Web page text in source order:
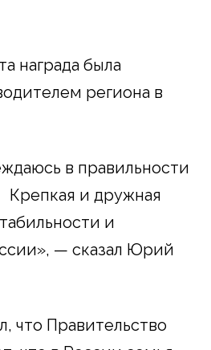
награда была
региона в
в правильности
Крепкая и дружная
и
— сказал Юрий
что Правительство